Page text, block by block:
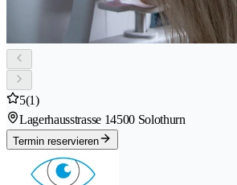
5(1)
Lagerhausstrasse 14500 Solothurn
Termin reservieren